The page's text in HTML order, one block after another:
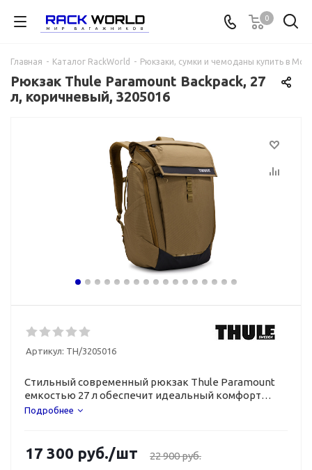
0
Главная - Каталог RackWorld - Рюкзаки, сумки и чемоданы купить в
Рюкзак Thule Paramount Backpack, 27
л, коричневый, 3205016
Артикул: TH/3205016
Стильный современный рюкзак Thule Paramount
емкостью 27 л обеспечит идеальный комфорт
во время перемещения по городу.
Подробнее
17 300 руб./шт 22 900руб.